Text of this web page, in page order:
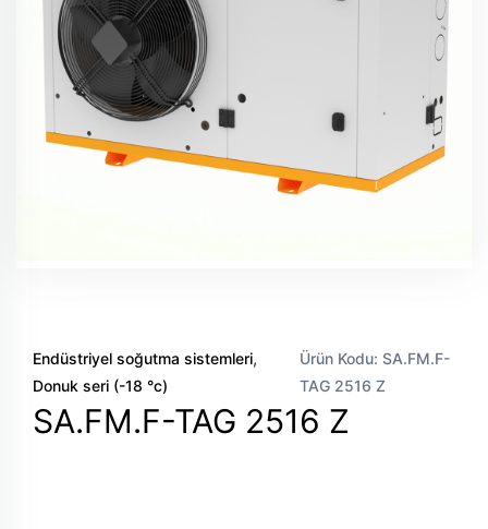
Endüstriyel soğutma sistemleri,
Donuk seri (-18 °c)
Ürün Kodu: SA.FM.F-
TAG 2516 Z
SA.FM.F-TAG 2516 Z